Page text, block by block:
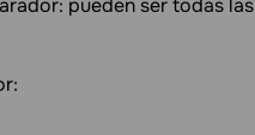
pueden ser todas